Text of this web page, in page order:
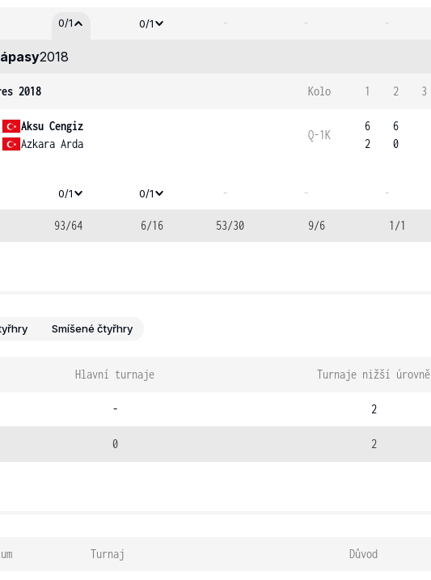
0/1 0/1 - - -
2018
2018 Kolo 1 2 3
Aksu Cengiz
Azkara Arda
Q-1K
6
2
6
0
0/1 0/1 - - -
93/64 6/16 53/30 9/6 1/1
Smíšené čtyřhry
Hlavní turnaje Turnaje nižší úrovně
- 2
0 2
Turnaj Důvod